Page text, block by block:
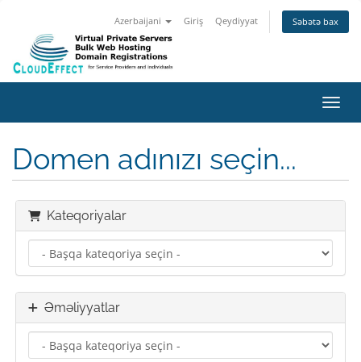
Azerbaijani Giriş Qeydiyyat Səbətə bax
Domen adınızı seçin...
Kateqoriyalar
Əməliyyatlar